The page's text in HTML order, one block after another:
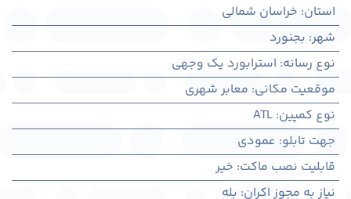
استان: خراسان شمالی
شهر: بجنورد
نوع رسانه: استرابورد یک وجهی
موقعیت مکانی: معابر شهری
نوع کمپین:
ATL
جهت تابلو: عمودی
قابلیت نصب ماکت: خیر
نیاز به مجوز اکران: بله